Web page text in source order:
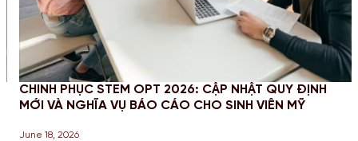
CHINH PHỤC STEM OPT 2026: CẬP NHẬT QUY ĐỊNH
MỚI VÀ NGHĨA VỤ BÁO CÁO CHO SINH VIÊN MỸ
June 18, 2026